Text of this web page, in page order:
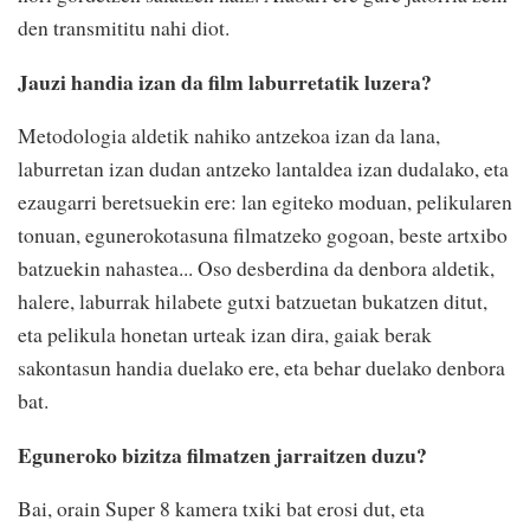
den transmititu nahi diot.
Jauzi handia izan da film laburretatik luzera?
Metodologia aldetik nahiko antzekoa izan da lana,
laburretan izan dudan antzeko lantaldea izan dudalako, eta
ezaugarri beretsuekin ere: lan egiteko moduan, pelikularen
tonuan, egunerokotasuna filmatzeko gogoan, beste artxibo
batzuekin nahastea... Oso desberdina da denbora aldetik,
halere, laburrak hilabete gutxi batzuetan bukatzen ditut,
eta pelikula honetan urteak izan dira, gaiak berak
sakontasun handia duelako ere, eta behar duelako denbora
bat.
Eguneroko bizitza filmatzen jarraitzen duzu?
Bai, orain Super 8 kamera txiki bat erosi dut, eta